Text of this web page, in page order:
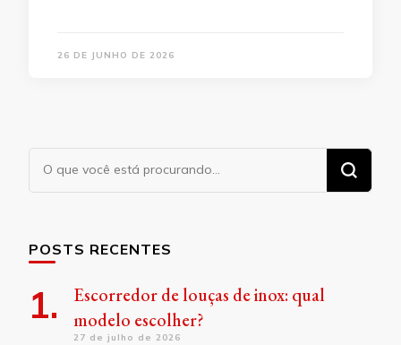
26 DE JUNHO DE 2026
Procurando
algo?
POSTS RECENTES
Escorredor de louças de inox: qual
modelo escolher?
27 de julho de 2026